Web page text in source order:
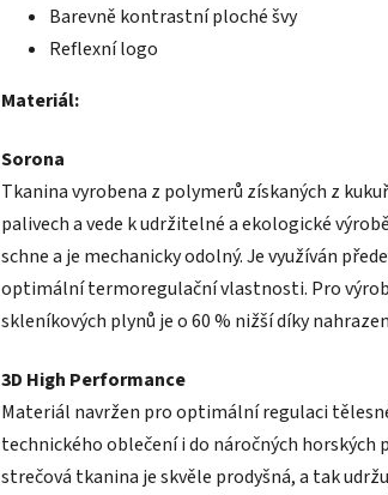
Barevně kontrastní ploché švy
Reflexní logo
Materiál:
Sorona
Tkanina vyrobena z polymerů získaných z
palivech a vede k udržitelné a ekologické
schne a je mechanicky odolný. Je využíván
optimální termoregulační vlastnosti. Pro
skleníkových plynů je o 60 % nižší díky
3D High Performance
Materiál navržen pro optimální regulaci
technického oblečení i do náročných
strečová tkanina je skvěle prodyšná, a tak